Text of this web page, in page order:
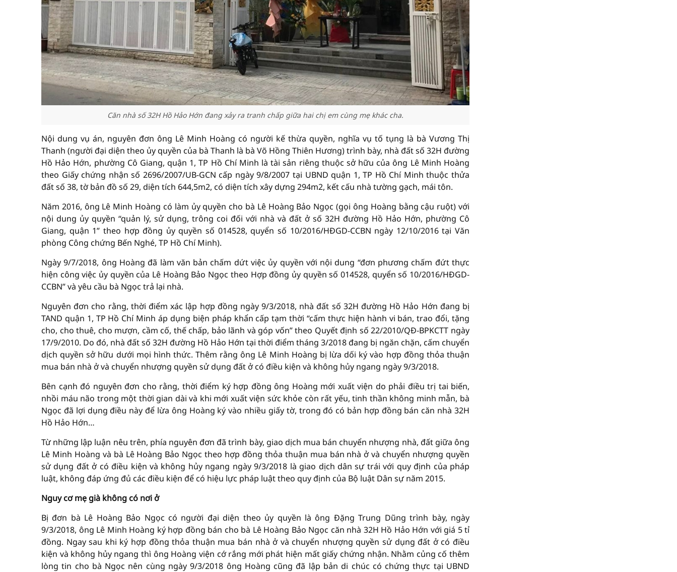
Căn nhà số 32H Hồ Hảo Hớn đang xảy ra tranh chấp giữa hai chị em cùng mẹ khác cha.
Nội dung vụ án, nguyên đơn ông Lê Minh Hoàng có người kế thừa quyền, nghĩa vụ tố tụng là bà Vương Thị
Thanh (người đại diện theo ủy quyền của bà Thanh là bà Võ Hồng Thiên Hương) trình bày, nhà đất số 32H đường
Hồ Hảo Hớn, phường Cô Giang, quận 1, TP Hồ Chí Minh là tài sản riêng thuộc sở hữu của ông Lê Minh Hoàng
theo Giấy chứng nhận số 2696/2007/UB-GCN cấp ngày 9/8/2007 tại UBND quận 1, TP Hồ Chí Minh thuộc thửa
đất số 38, tờ bản đồ số 29, diện tích 644,5m2, có diện tích xây dựng 294m2, kết cấu nhà tường gạch, mái tôn.
Năm 2016, ông Lê Minh Hoàng có làm ủy quyền cho bà Lê Hoàng Bảo Ngọc (gọi ông Hoàng bằng cậu ruột) với
nội dung ủy quyền “quản lý, sử dụng, trông coi đối với nhà và đất ở số 32H đường Hồ Hảo Hớn, phường Cô
Giang, quận 1” theo hợp đồng ủy quyền số 014528, quyển số 10/2016/HĐGD-CCBN ngày 12/10/2016 tại Văn
phòng Công chứng Bến Nghé, TP Hồ Chí Minh).
Ngày 9/7/2018, ông Hoàng đã làm văn bản chấm dứt việc ủy quyền với nội dung “đơn phương chấm đứt thực
hiện công việc ủy quyền của Lê Hoàng Bảo Ngọc theo Hợp đồng ủy quyền số 014528, quyển số 10/2016/HĐGD-
CCBN” và yêu cầu bà Ngọc trả lại nhà.
Nguyên đơn cho rằng, thời điểm xác lập hợp đồng ngày 9/3/2018, nhà đất số 32H đường Hồ Hảo Hớn đang bị
TAND quận 1, TP Hồ Chí Minh áp dụng biện pháp khẩn cấp tạm thời “cấm thực hiện hành vi bán, trao đổi, tặng
cho, cho thuê, cho mượn, cầm cố, thế chấp, bảo lãnh và góp vốn” theo Quyết định số 22/2010/QĐ-BPKCTT ngày
17/9/2010. Do đó, nhà đất số 32H đường Hồ Hảo Hớn tại thời điểm tháng 3/2018 đang bị ngăn chặn, cấm chuyển
dịch quyền sở hữu dưới mọi hình thức. Thêm rằng ông Lê Minh Hoàng bị lừa dối ký vào hợp đồng thỏa thuận
mua bán nhà ở và chuyển nhượng quyền sử dụng đất ở có điều kiện và không hủy ngang ngày 9/3/2018.
Bên cạnh đó nguyên đơn cho rằng, thời điểm ký hợp đồng ông Hoàng mới xuất viện do phải điều trị tai biến,
nhồi máu não trong một thời gian dài và khi mới xuất viện sức khỏe còn rất yếu, tinh thần không minh mẫn, bà
Ngọc đã lợi dụng điều này để lừa ông Hoàng ký vào nhiều giấy tờ, trong đó có bản hợp đồng bán căn nhà 32H
Hồ Hảo Hớn…
Từ những lập luận nêu trên, phía nguyên đơn đã trình bày, giao dịch mua bán chuyển nhượng nhà, đất giữa ông
Lê Minh Hoàng và bà Lê Hoàng Bảo Ngọc theo hợp đồng thỏa thuận mua bán nhà ở và chuyển nhượng quyền
sử dụng đất ở có điều kiện và không hủy ngang ngày 9/3/2018 là giao dịch dân sự trái với quy định của pháp
luật, không đáp ứng đủ các điều kiện để có hiệu lực pháp luật theo quy định của Bộ luật Dân sự năm 2015.
Nguy cơ mẹ già không có nơi ở
Bị đơn bà Lê Hoàng Bảo Ngọc có người đại diện theo ủy quyền là ông Đặng Trung Dũng trình bày, ngày
9/3/2018, ông Lê Minh Hoàng ký hợp đồng bán cho bà Lê Hoàng Bảo Ngọc căn nhà 32H Hồ Hảo Hớn với giá 5 tỉ
đồng. Ngay sau khi ký hợp đồng thỏa thuận mua bán nhà ở và chuyển nhượng quyền sử dụng đất ở có điều
kiện và không hủy ngang thì ông Hoàng viện cớ rắng mới phát hiện mất giấy chứng nhận. Nhằm củng cố thêm
lòng tin cho bà Ngọc nên cùng ngày 9/3/2018 ông Hoàng cũng đã lập bản di chúc có chứng thực tại UBND